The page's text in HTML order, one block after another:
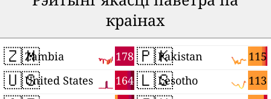
краінах
🇿🇲 178
Zambia
🇺🇸 164
United States
🇵🇰 115
Pakistan
🇱🇸 113
Lesotho